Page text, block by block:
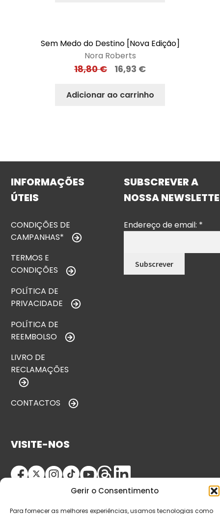
Gerir o Consentimento
Para fornecer as melhores experiências, usamos tecnologias como
Sem Medo do Destino [Nova Edição]
Nora Roberts
18,80€ 16,93 €
Adicionar ao carrinho
INFORMAÇÕES
ÚTEIS
CONDIÇÕES DE
CAMPANHAS*
TERMOS E
CONDIÇÕES
POLÍTICA DE
PRIVACIDADE
POLÍTICA DE
REEMBOLSO
LIVRO DE
RECLAMAÇÕES
CONTACTOS
SUBSCREVER A
NOSSA
Endereço de email: *
VISITE-NOS